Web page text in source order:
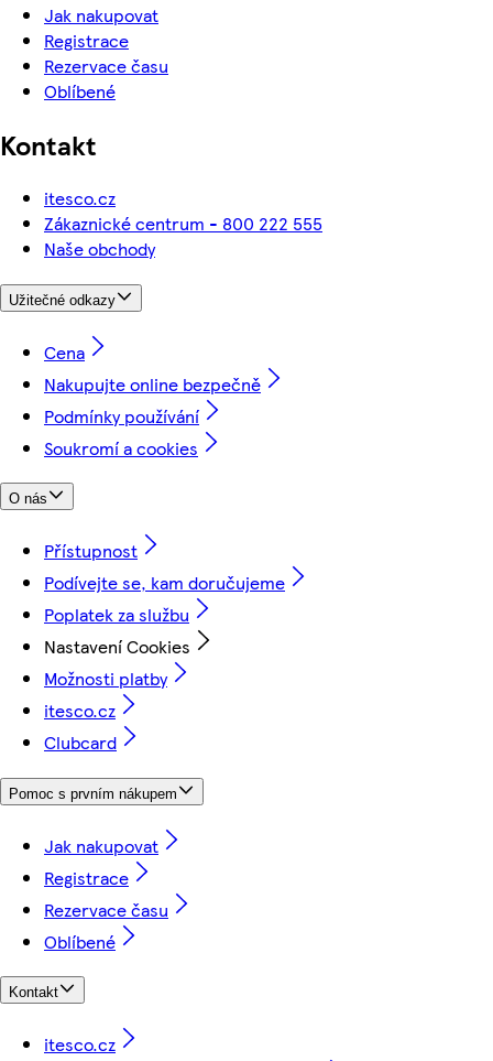
Jak nakupovat
Registrace
Rezervace času
Oblíbené
Kontakt
itesco.cz
Zákaznické centrum - 800 222 555
Naše obchody
Užitečné odkazy
Cena
Nakupujte online bezpečně
Podmínky používání
Soukromí a cookies
O nás
Přístupnost
Podívejte se, kam doručujeme
Poplatek za službu
Nastavení Cookies
Možnosti platby
itesco.cz
Clubcard
Pomoc s prvním nákupem
Jak nakupovat
Registrace
Rezervace času
Oblíbené
Kontakt
itesco.cz